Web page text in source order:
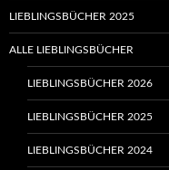
LIEBLINGSBÜCHER 2025
ALLE LIEBLINGSBÜCHER
LIEBLINGSBÜCHER 2026
LIEBLINGSBÜCHER 2025
LIEBLINGSBÜCHER 2024